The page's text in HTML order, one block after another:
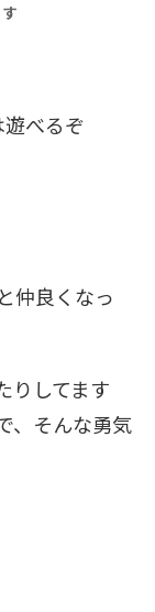
べるぞ
仲良くなっ
りしてます
、そんな勇気